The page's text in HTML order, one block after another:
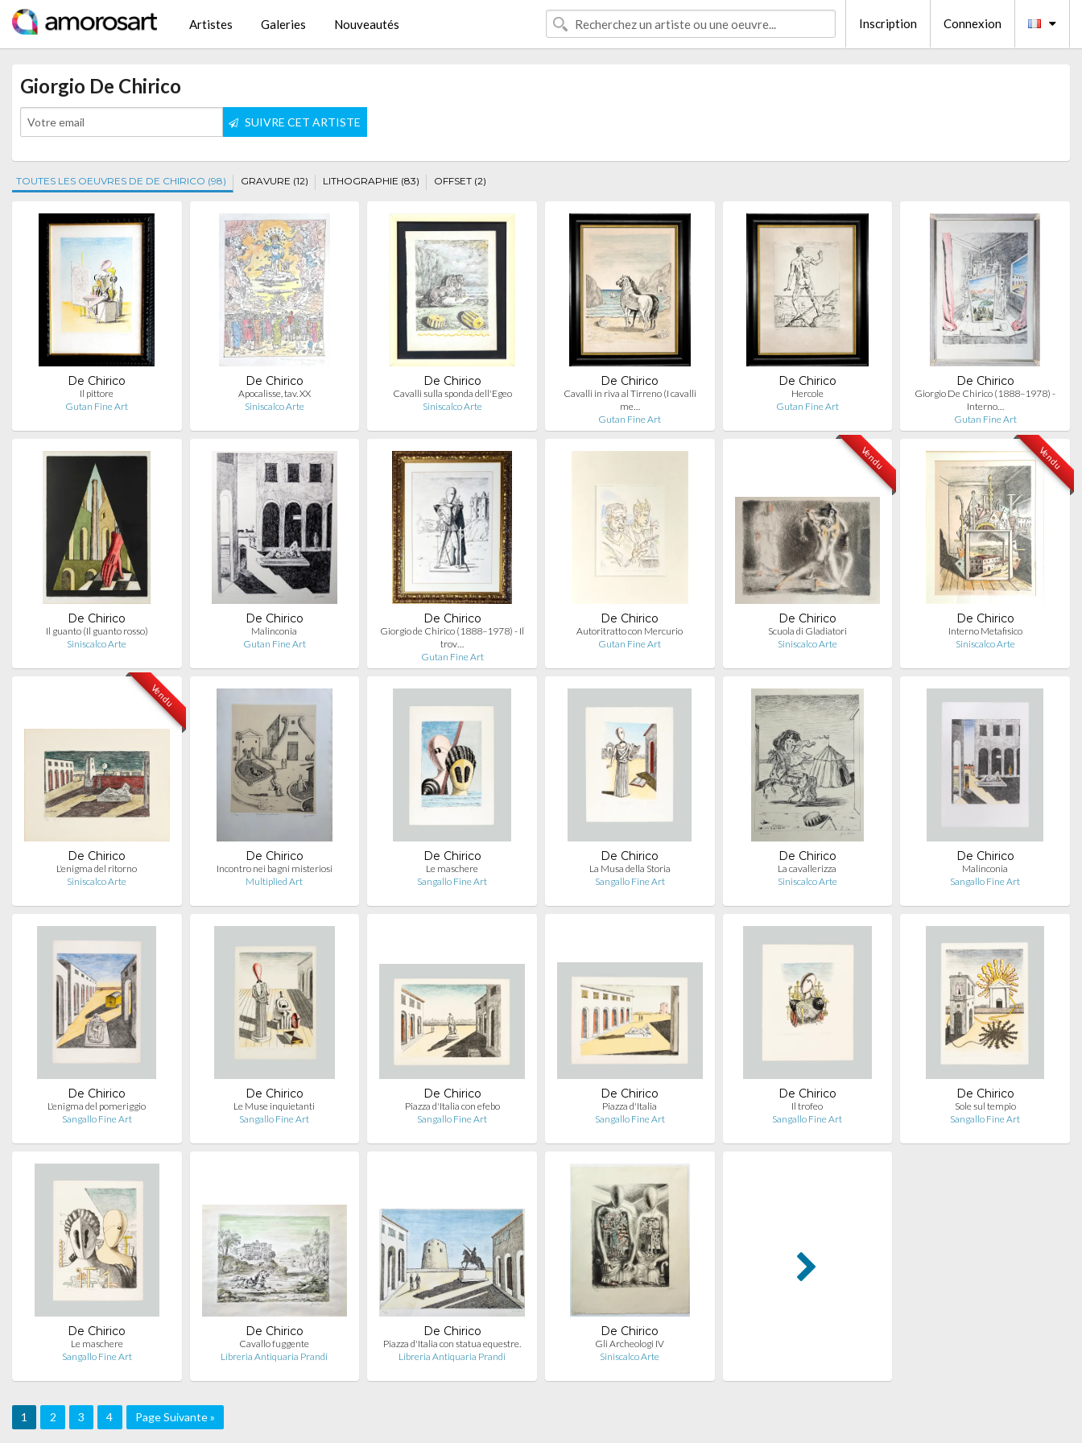
Artistes Galeries Nouveautés Inscription Connexion
Giorgio De Chirico
SUIVRE CET ARTISTE
TOUTES LES OEUVRES DE DE CHIRICO (98) GRAVURE (12) LITHOGRAPHIE (83) OFFSET (2)
De Chirico
Il pittore
Gutan Fine Art
De Chirico
Apocalisse, tav. XX
Siniscalco Arte
De Chirico
Cavalli sulla sponda dell'Egeo
Siniscalco Arte
De Chirico
Cavalli in riva al Tirreno (I cavalli
me…
Gutan Fine Art
De Chirico
Hercole
Gutan Fine Art
De Chirico
Giorgio De Chirico (1888–1978) -
Interno…
Gutan Fine Art
De Chirico
Il guanto (Il guanto rosso)
Siniscalco Arte
De Chirico
Malinconia
Gutan Fine Art
De Chirico
Giorgio de Chirico (1888–1978) - Il
trov…
Gutan Fine Art
De Chirico
Autoritratto con Mercurio
Gutan Fine Art
Vendu
De Chirico
Scuola di Gladiatori
Siniscalco Arte
Vendu
De Chirico
Interno Metafisico
Siniscalco Arte
Vendu
De Chirico
L'enigma del ritorno
Siniscalco Arte
De Chirico
Incontro nei bagni misteriosi
Multiplied Art
De Chirico
Le maschere
Sangallo Fine Art
De Chirico
La Musa della Storia
Sangallo Fine Art
De Chirico
La cavallerizza
Siniscalco Arte
De Chirico
Malinconia
Sangallo Fine Art
De Chirico
L'enigma del pomeriggio
Sangallo Fine Art
De Chirico
Le Muse inquietanti
Sangallo Fine Art
De Chirico
Piazza d'Italia con efebo
Sangallo Fine Art
De Chirico
Piazza d'Italia
Sangallo Fine Art
De Chirico
Il trofeo
Sangallo Fine Art
De Chirico
Sole sul tempio
Sangallo Fine Art
De Chirico
Le maschere
Sangallo Fine Art
De Chirico
Cavallo fuggente
Libreria Antiquaria Prandi
De Chirico
Piazza d'Italia con statua equestre.
Libreria Antiquaria Prandi
De Chirico
Gli Archeologi IV
Siniscalco Arte
1 2 3 4 Page Suivante »